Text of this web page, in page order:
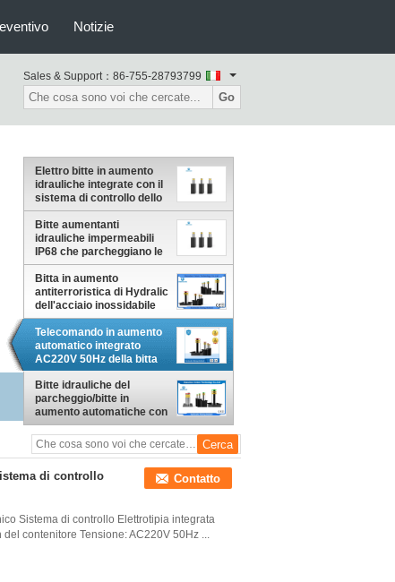
Notizie
Sales & Support： 86-755-28793799
Go
Elettro bitte in aumento
idrauliche integrate con il
sistema di controllo dello
SpA
Bitte aumentanti
idrauliche impermeabili
IP68 che parcheggiano le
bitte della barriera del
veicolo
Bitta in aumento
antiterroristica di Hydralic
dell'acciaio inossidabile
304 con il LED acceso
Telecomando in aumento
automatico integrato
AC220V 50Hz della bitta
per parcheggiare
Bitte idrauliche del
parcheggio/bitte in
aumento automatiche con
il prezzo franco fabbrica
di controllo
Contatto
Sistema di controllo Elettrotipia integrata
contenitore Tensione: AC220V 50Hz ...